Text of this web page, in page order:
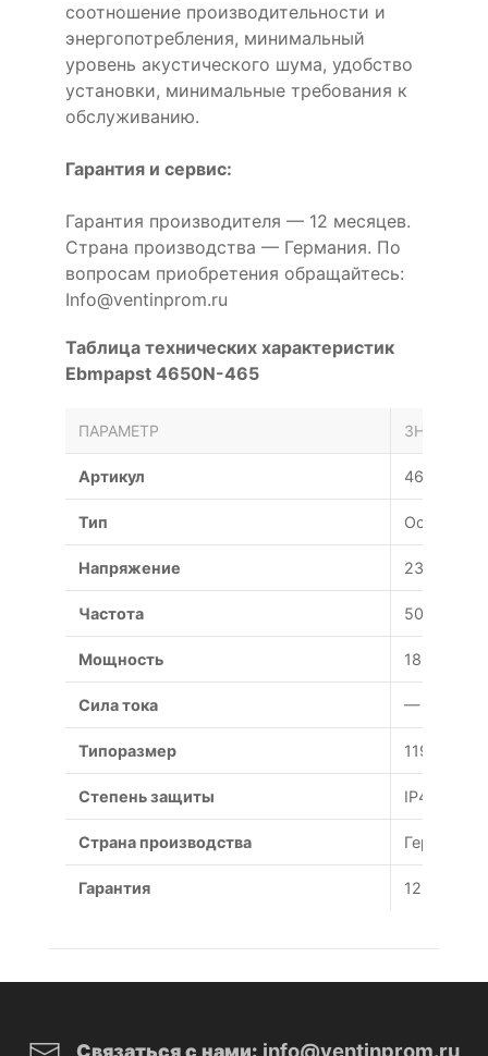
соотношение производительности и
энергопотребления, минимальный
уровень акустического шума, удобство
установки, минимальные требования к
обслуживанию.
Гарантия и сервис:
Гарантия производителя — 12 месяцев.
Страна производства — Германия. По
вопросам приобретения обращайтесь:
Info@ventinprom.ru
Таблица технических характеристик
Ebmpapst 4650N-465
ПАРАМЕТР ЗНАЧЕНИЕ
Артикул 4650N-
Тип Осевой
Напряжение 230 В
Частота 50 Гц
Мощность 18 Вт
Сила тока — А
Типоразмер
Степень защиты IP44
Страна производства Германия
Гарантия 12
Связаться с нами: info@ventinprom.ru